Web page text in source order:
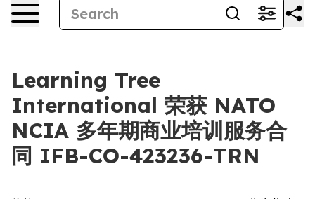
Learning Tree
International 荣获 NATO
NCIA 多年期商业培训服务合
同 IFB-CO-423236-TRN